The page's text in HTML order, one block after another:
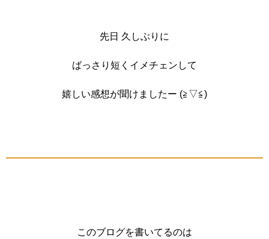
先日 久しぶりに
ばっさり短くイメチェンして
嬉しい感想が聞けましたー (≧▽≦)
このブログを書いてるのは